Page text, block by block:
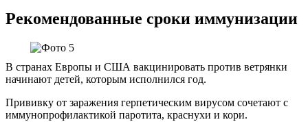
Рекомендованные сроки иммунизации
В странах Европы и США вакцинировать против ветрянки
начинают детей, которым исполнился год.
Прививку от заражения герпетическим вирусом сочетают с
иммунопрофилактикой паротита, краснухи и кори.